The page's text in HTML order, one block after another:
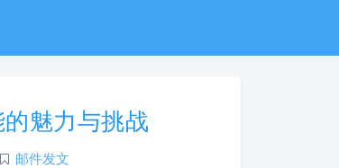
魅力与挑战
邮件发文